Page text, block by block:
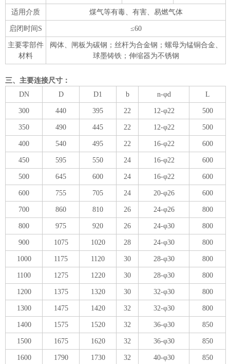
适用介质 煤气等有毒、有害、易燃气体
启闭时间S ≤60
主要零部件
材料
阀体、闸板为碳钢；丝杆为合金钢；螺母为锰铜合金、
球墨铸铁；伸缩器为不锈钢
三、主要连接尺寸：
DN
D D1 b n-φd L
300 440 395 22 12-φ22 500
350 490 445 22 12-φ22 500
400 540 495 22 16-φ22 600
450 595 550 24 16-φ22 600
500 645 600 24 16-φ22 600
600 755 705 24 20-φ26 600
700 860 810 26 24-φ26 800
800 975 920 26 24-φ30 800
900 1075 1020 28 24-φ30 800
1000 1175 1120 30 28-φ30 800
1100 1275 1220 30 28-φ30 800
1200 1375 1320 30 32-φ30 800
1300 1475 1420 32 32-φ30 800
1400 1575 1520 32 36-φ30 850
1500 1675 1620 32 36-φ30 850
1600 1790 1730 32 40-φ30 850